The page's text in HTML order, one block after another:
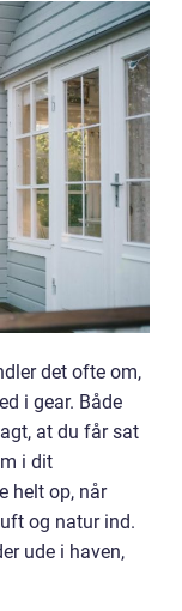
det ofte om,
i gear. Både
at du får sat
i dit
helt op, når
og natur ind.
ude i haven,